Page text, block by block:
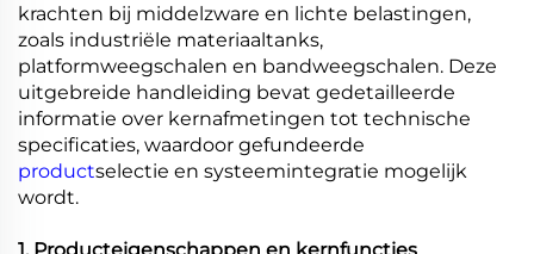
krachten bij middelzware en lichte belastingen,
zoals industriële materiaaltanks,
platformweegschalen en bandweegschalen. Deze
uitgebreide handleiding bevat gedetailleerde
informatie over kernafmetingen tot technische
specificaties, waardoor gefundeerde
productselectie en systeemintegratie mogelijk
wordt.
1. Producteigenschappen en kernfuncties